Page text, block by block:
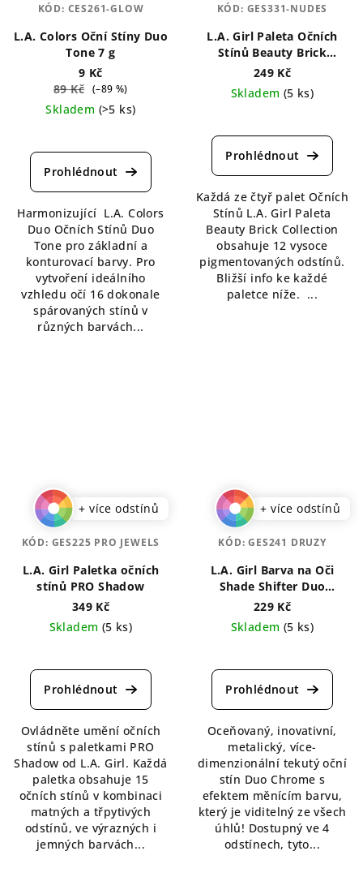
L.A. Colors Oční Stíny Duo
Tone 7 g
9 Kč
89 Kč (–89 %)
Skladem (>5 ks)
hodnocení
produktu
z
5
hvězdiček.
Harmonizující L.A. Colors
Duo Očních Stínů Duo
Tone pro základní a
konturovací barvy. Pro
vytvoření ideálního
vzhledu očí 16 dokonale
spárovaných stínů v
různých barvách...
KÓD: CES261-GLOW
L.A. Girl Paleta Očních
Stínů Beauty Brick
Collection 12 g
249 Kč
Skladem (5 ks)
hodnocení
produktu
z
5
hvězdiček.
Každá ze čtyř palet Očních
Stínů L.A. Girl Paleta
Beauty Brick Collection
obsahuje 12 vysoce
pigmentovaných odstínů.
Bližší info ke každé
paletce níže. ...
KÓD: GES331-NUDES
+ více odstínů
L.A. Girl Paletka očních
stínů PRO Shadow
349 Kč
Skladem (5 ks)
hodnocení
produktu
z
5
hvězdiček.
Ovládněte umění očních
stínů s paletkami PRO
Shadow od L.A. Girl. Každá
paletka obsahuje 15
očních stínů v kombinaci
matných a třpytivých
odstínů, ve výrazných i
jemných barvách...
KÓD: GES225 PRO JEWELS
+ více odstínů
L.A. Girl Barva na Oči
Shade Shifter Duo
Chrome 1,5 ml
229 Kč
Skladem (5 ks)
hodnocení
produktu
z
5
hvězdiček.
Oceňovaný, inovativní,
metalický, více-
dimenzionální tekutý oční
stín Duo Chrome s
efektem měnícím barvu,
který je viditelný ze všech
úhlů! Dostupný ve 4
odstínech, tyto...
KÓD:GES241 DRUZY